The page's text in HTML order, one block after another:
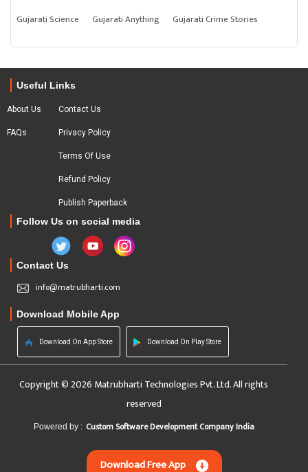
Gujarati Science
Gujarati Anything Gujarati Crime Stories
Useful Links
About Us
FAQs
Contact Us
Privacy Policy
Terms Of Use
Refund Policy
Publish Paperback
Follow Us on social media
Contact Us
info@matrubharti.com
Download Mobile App
Download On App Store Download On Play Store
Copyright © 2026 Matrubharti Technologies Pvt. Ltd. All rights
reserved
Powered by : Custom Software Development Company India
Download Free App